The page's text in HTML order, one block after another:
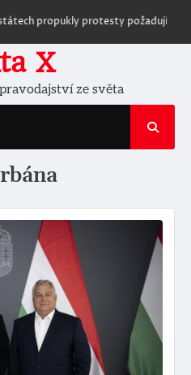
propukly protesty požadující
X
ze světa